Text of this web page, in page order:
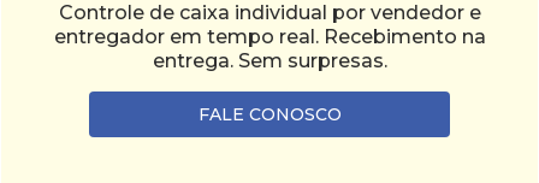
Controle de caixa individual por vendedor e
entregador em tempo real. Recebimento na
entrega. Sem surpresas.
FALE CONOSCO